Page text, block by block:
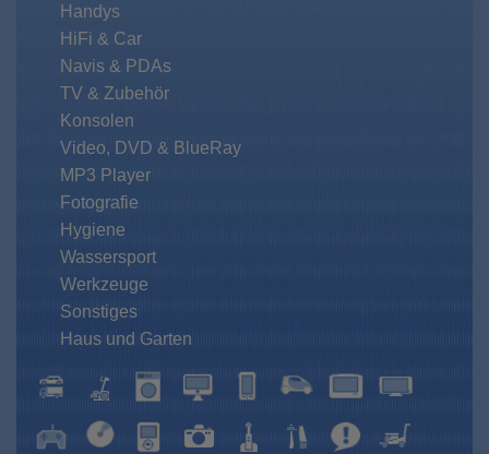
Handys
HiFi & Car
Navis & PDAs
TV & Zubehör
Konsolen
Video, DVD & BlueRay
MP3 Player
Fotografie
Hygiene
Wassersport
Werkzeuge
Sonstiges
Haus und Garten